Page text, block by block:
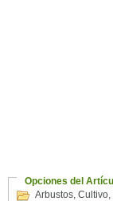
Opciones del
Arbustos, Cultivo,